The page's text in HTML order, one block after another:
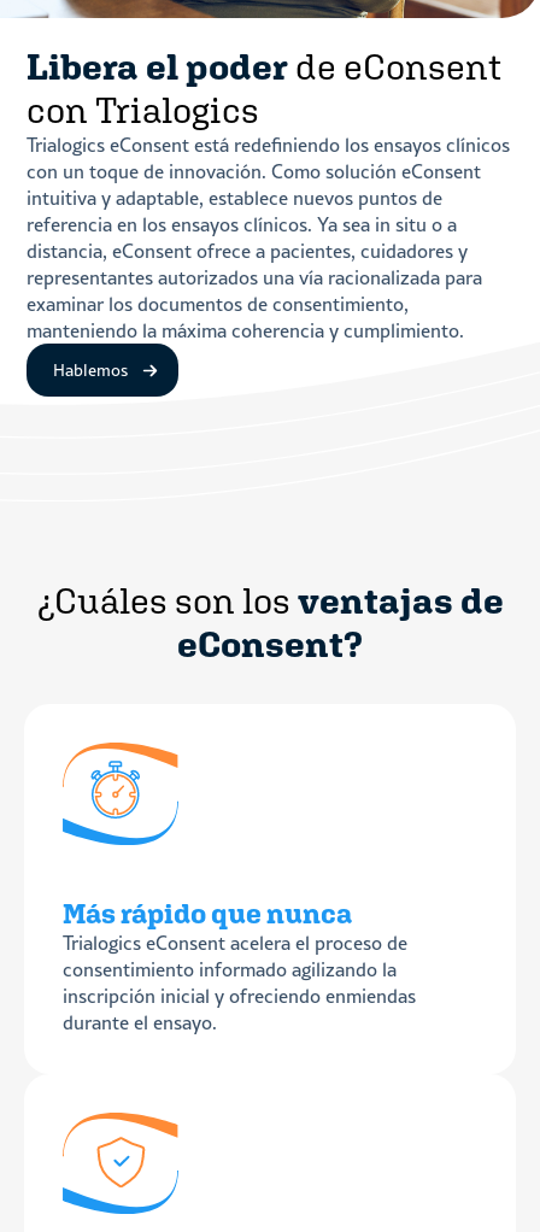
Libera el poder de eConsent
con Trialogics
Trialogics eConsent está redefiniendo los ensayos clínicos
con un toque de innovación. Como solución eConsent
intuitiva y adaptable, establece nuevos puntos de
referencia en los ensayos clínicos. Ya sea in situ o a
distancia, eConsent ofrece a pacientes, cuidadores y
representantes autorizados una vía racionalizada para
examinar los documentos de consentimiento,
manteniendo la máxima coherencia y cumplimiento.
Hablemos
¿Cuáles son los ventajas de
eConsent?
Más rápido que nunca
Trialogics eConsent acelera el proceso de
consentimiento informado agilizando la
inscripción inicial y ofreciendo enmiendas
durante el ensayo.